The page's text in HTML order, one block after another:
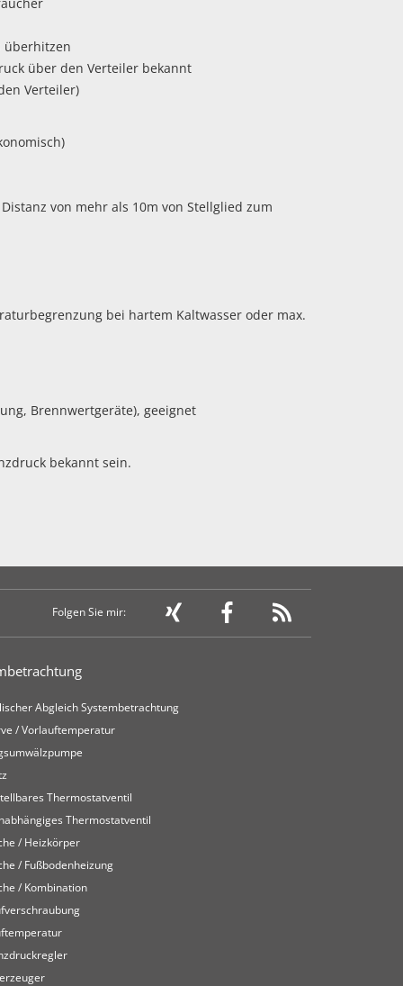
überhitzen
über den Verteiler bekannt
Verteiler)
von mehr als 10m von Stellglied zum
bei hartem Kaltwasser oder max.
Brennwertgeräte), geeignet
bekannt sein.
Folgen Sie mir:
Abgleich Systembetrachtung
/ Vorlauftemperatur
Thermostatventil
Thermostatventil
/ Heizkörper
/ Fußbodenheizung
/ Kombination